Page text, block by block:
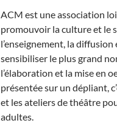
ACM est une association
promouvoir la culture et le
l’enseignement, la
sensibiliser le plus grand
l’élaboration et la mise en
présentée sur un dépliant,
et les ateliers de théâtre
adultes.